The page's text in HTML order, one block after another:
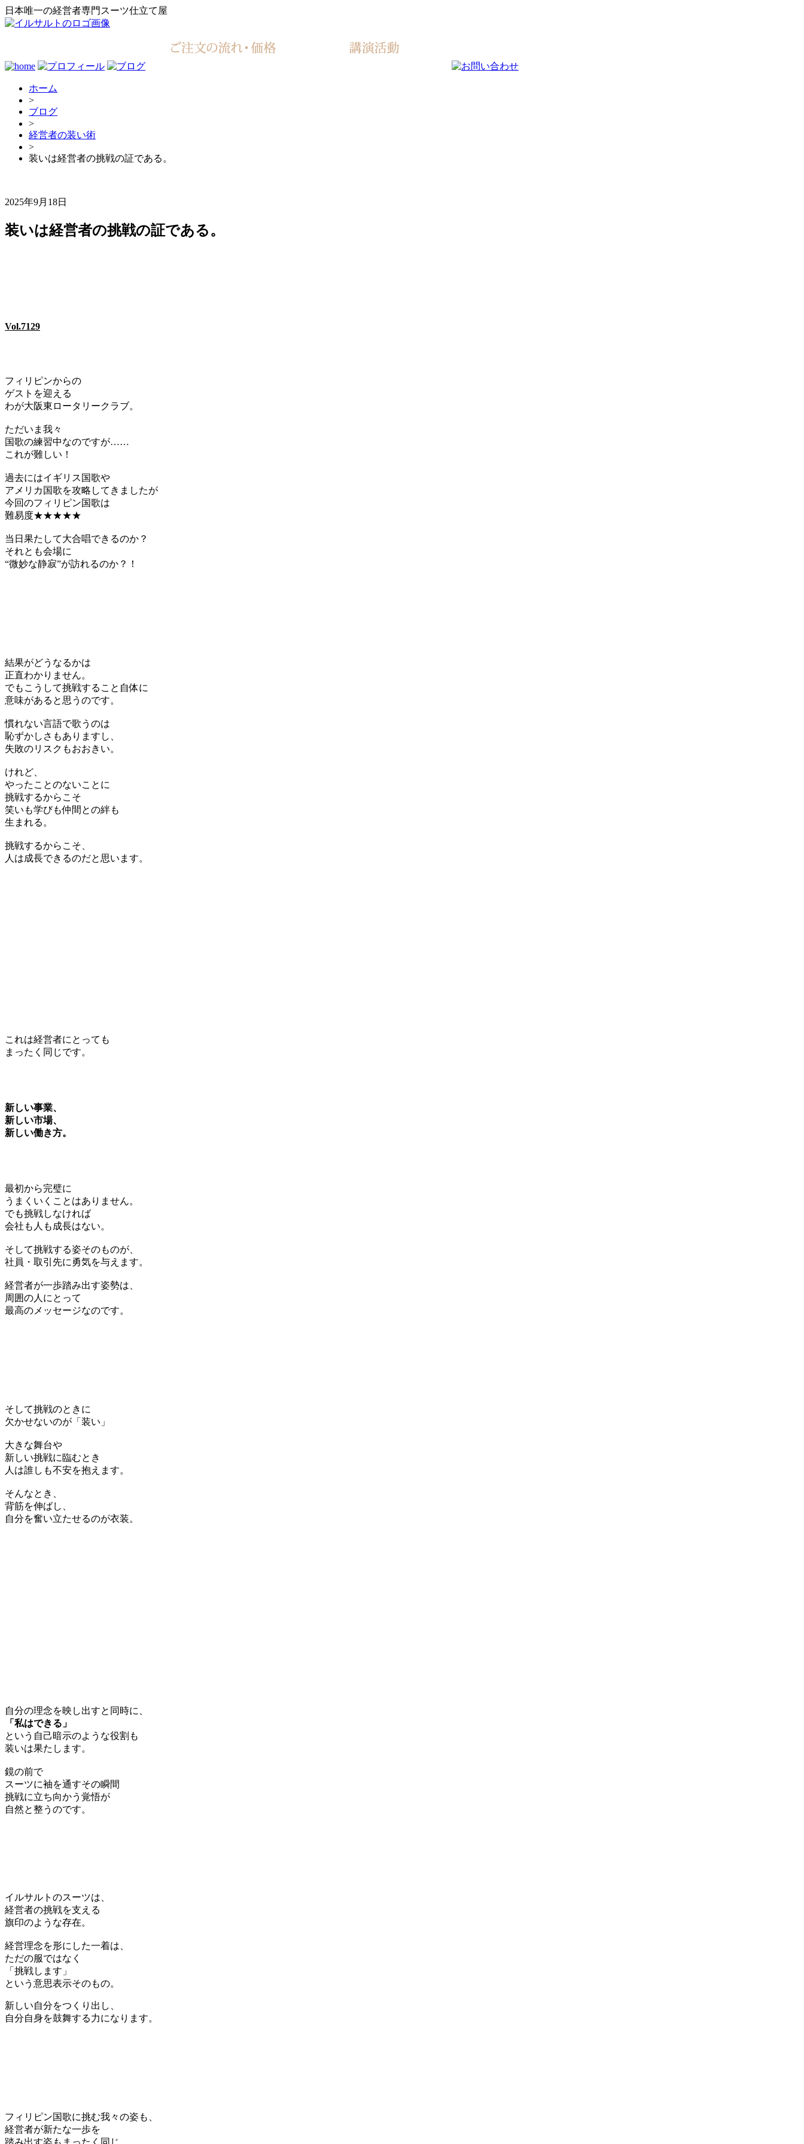
日本唯一の経営者専門スーツ仕立て屋
ホーム
>
ブログ
>
経営者の装い術
>
装いは経営者の挑戦の証である。
2025年9月18日
装いは経営者の挑戦の証である。
Vol.7129
フィリピンからの
ゲストを迎える
わが大阪東ロータリークラブ。
ただいま我々
国歌の練習中なのですが……
これが難しい！
過去にはイギリス国歌や
アメリカ国歌を攻略してきましたが
今回のフィリピン国歌は
難易度★★★★★
当日果たして大合唱できるのか？
それとも会場に
“微妙な静寂”が訪れるのか？！
結果がどうなるかは
正直わかりません。
でもこうして挑戦すること自体に
意味があると思うのです。
慣れない言語で歌うのは
恥ずかしさもありますし、
失敗のリスクもおおきい。
けれど、
やったことのないことに
挑戦するからこそ
笑いも学びも仲間との絆も
生まれる。
挑戦するからこそ、
人は成長できるのだと思います。
これは経営者にとっても
まったく同じです。
新しい事業、
新しい市場、
新しい働き方。
最初から完璧に
うまくいくことはありません。
でも挑戦しなければ
会社も人も成長はない。
そして挑戦する姿そのものが、
社員・取引先に勇気を与えます。
経営者が一歩踏み出す姿勢は、
周囲の人にとって
最高のメッセージなのです。
そして挑戦のときに
欠かせないのが「装い」
大きな舞台や
新しい挑戦に臨むとき
人は誰しも不安を抱えます。
そんなとき、
背筋を伸ばし、
自分を奮い立たせるのが衣装。
自分の理念を映し出すと同時に、
「私はできる」
という自己暗示のような役割も
装いは果たします。
鏡の前で
スーツに袖を通すその瞬間
挑戦に立ち向かう覚悟が
自然と整うのです。
イルサルトのスーツは、
経営者の挑戦を支える
旗印のような存在。
経営理念を形にした一着は、
ただの服ではなく
「挑戦します」
という意思表示そのもの。
新しい自分をつくり出し、
自分自身を鼓舞する力になります。
フィリピン国歌に挑む我々の姿も、
経営者が新たな一歩を
踏み出す姿もまったく同じ。